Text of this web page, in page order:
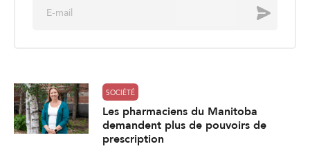
Envoyer
SOCIÉTÉ
Les pharmaciens du Manitoba
demandent plus de pouvoirs de
prescription